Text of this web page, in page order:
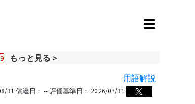
もっと見る＞
用語解説
31 償還日： -- 評価基準日： 2026/07/31